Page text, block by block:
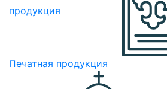
продукция
Печатная продукция